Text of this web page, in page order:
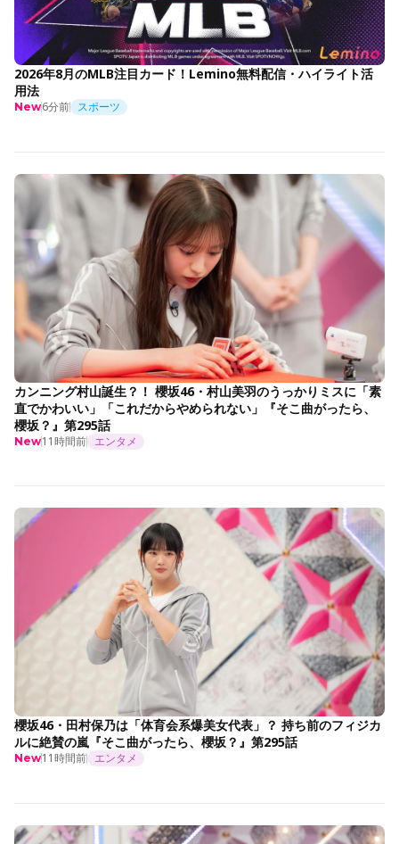
2026年8月のMLB注目カード！Lemino無料配信・ハイライト活
用法
New6分前 スポーツ
カンニング村山誕生？！ 櫻坂46・村山美羽のうっかりミスに「素
直でかわいい」「これだからやめられない」『そこ曲がったら、
櫻坂？』第295話
New11時間前 エンタメ
櫻坂46・田村保乃は「体育会系爆美女代表」？ 持ち前のフィジカ
ルに絶賛の嵐『そこ曲がったら、櫻坂？』第295話
New11時間前 エンタメ